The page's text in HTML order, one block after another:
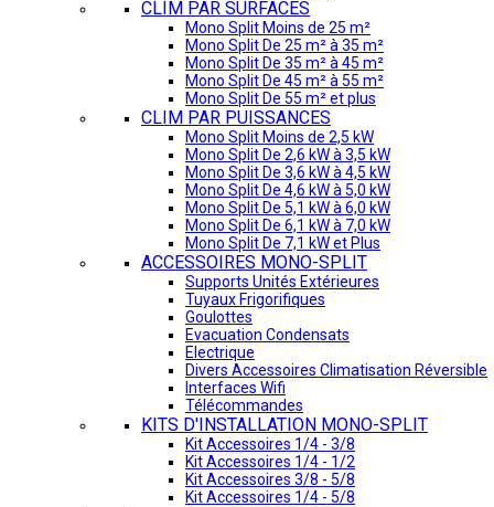
CLIM PAR SURFACES
Mono Split Moins de 25 m²
Mono Split De 25 m² à 35 m²
Mono Split De 35 m² à 45 m²
Mono Split De 45 m² à 55 m²
Mono Split De 55 m² et plus
CLIM PAR PUISSANCES
Mono Split Moins de 2,5 kW
Mono Split De 2,6 kW à 3,5 kW
Mono Split De 3,6 kW à 4,5 kW
Mono Split De 4,6 kW à 5,0 kW
Mono Split De 5,1 kW à 6,0 kW
Mono Split De 6,1 kW à 7,0 kW
Mono Split De 7,1 kW et Plus
ACCESSOIRES MONO-SPLIT
Supports Unités Extérieures
Tuyaux Frigorifiques
Goulottes
Evacuation Condensats
Electrique
Divers Accessoires Climatisation Réversible
Interfaces Wifi
Télécommandes
KITS D'INSTALLATION MONO-SPLIT
Kit Accessoires 1/4 - 3/8
Kit Accessoires 1/4 - 1/2
Kit Accessoires 3/8 - 5/8
Kit Accessoires 1/4 - 5/8